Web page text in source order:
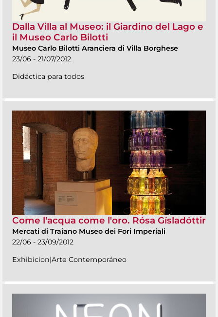
Dalla Villa al Museo: il Giardino del Lago e
il Museo Carlo Bilotti
Museo Carlo Bilotti Aranciera di Villa Borghese
23/06 - 21/07/2012
Didáctica para todos
Come l'acqua come l'oro. Rósa Gísladóttir
Mercati di Traiano Museo dei Fori Imperiali
22/06 - 23/09/2012
Exhibicion|Arte Contemporáneo